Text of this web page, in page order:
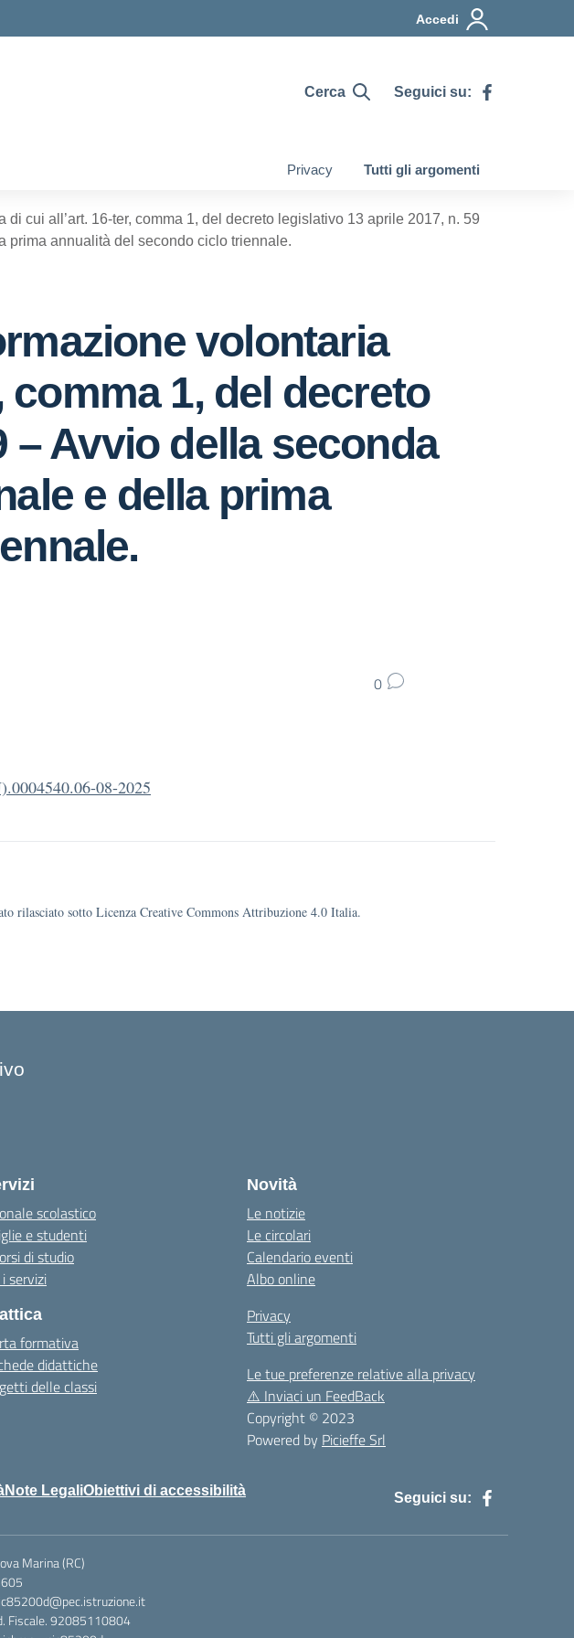
Accedi
Cerca Seguici su:
Privacy Tutti gli argomenti
cui all’art. 16-ter, comma 1, del decreto legislativo 13 aprile 2017, n. 59
prima annualità del secondo ciclo triennale.
volontaria
comma 1, del decreto
– Avvio della seconda
e della prima
0
08-2025
rilasciato sotto Licenza Creative Commons Attribuzione 4.0 Italia.
scolastico
e studenti
di studio
servizi
formativa
didattiche
delle classi
Novità
Le notizie
Le circolari
Calendario eventi
Albo online
Privacy
Tutti gli argomenti
Le tue preferenze relative alla privacy
⚠️ Inviaci un FeedBack
Copyright © 2023
Powered by Picieffe Srl
Note LegaliObiettivi di accessibilità Seguici su:
Marina (RC)
Fiscale. 92085110804